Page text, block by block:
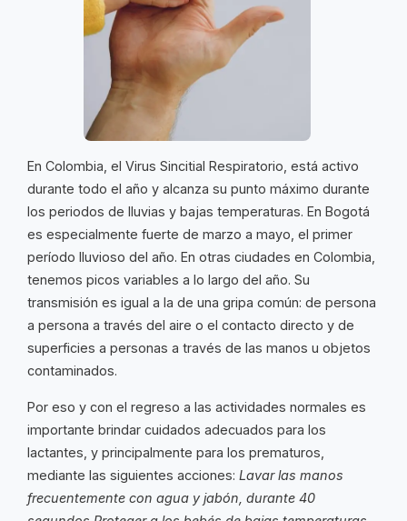
En Colombia, el Virus Sincitial Respiratorio, está activo
durante todo el año y alcanza su punto máximo durante
los periodos de lluvias y bajas temperaturas. En Bogotá
es especialmente fuerte de marzo a mayo, el primer
período lluvioso del año. En otras ciudades en Colombia,
tenemos picos variables a lo largo del año. Su
transmisión es igual a la de una gripa común: de persona
a persona a través del aire o el contacto directo y de
superficies a personas a través de las manos u objetos
contaminados.
Por eso y con el regreso a las actividades normales es
importante brindar cuidados adecuados para los
lactantes, y principalmente para los prematuros,
mediante las siguientes acciones: Lavar las manos
frecuentemente con agua y jabón, durante 40